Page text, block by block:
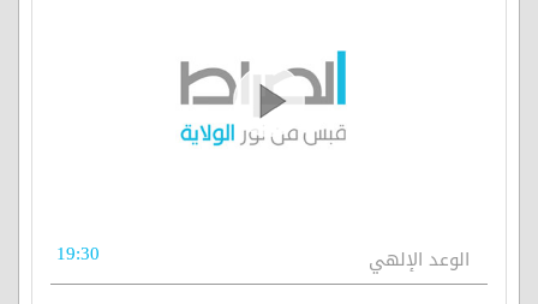
الوعد الإلهي 19:30